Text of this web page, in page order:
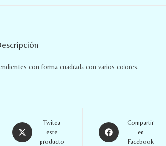
con forma cuadrada con varios colores.
Twitea
este
producto
Compartir
en
Facebook